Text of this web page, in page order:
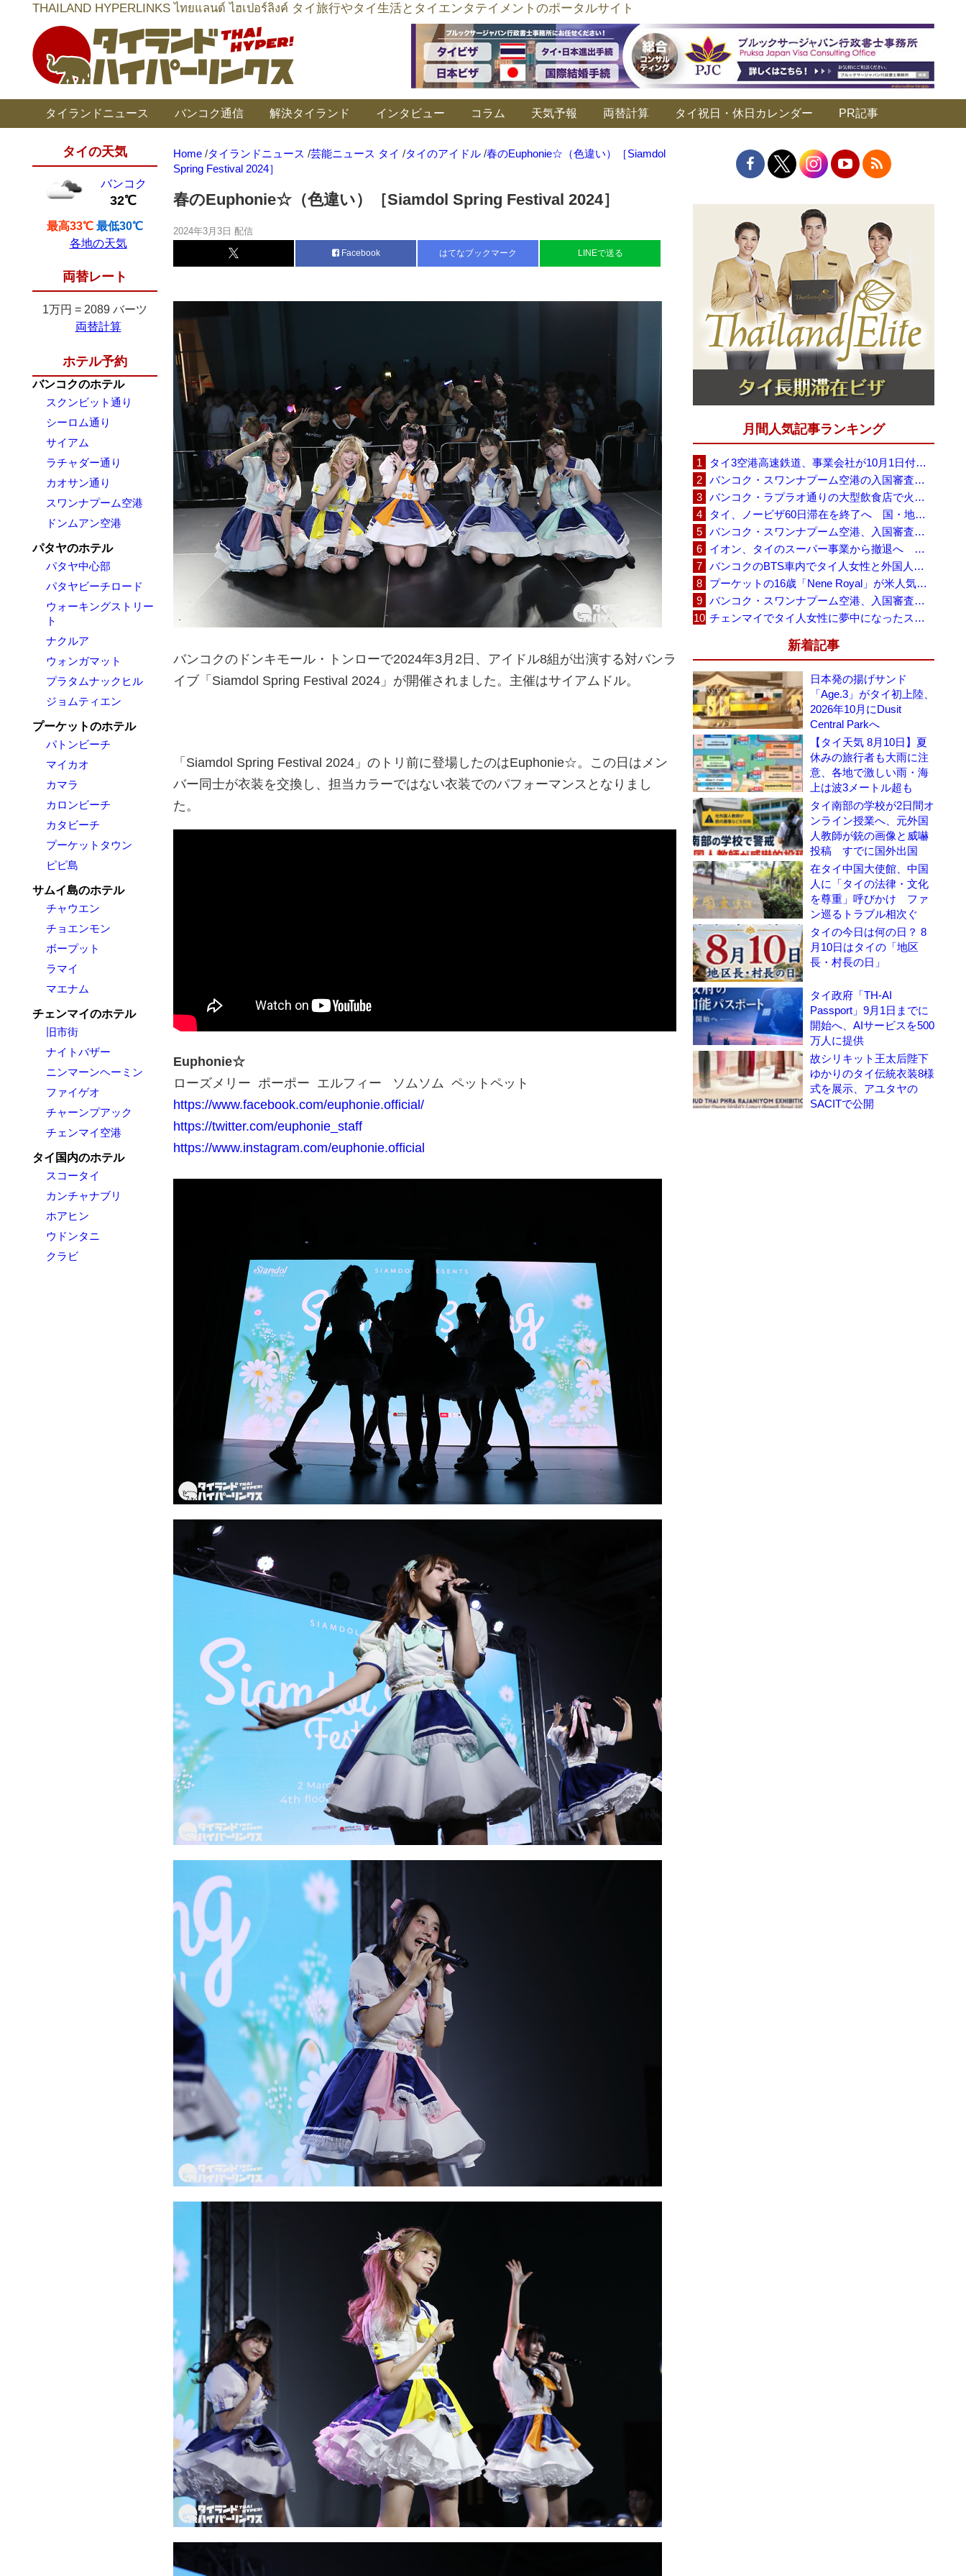
THAILAND HYPERLINKS ไทยแลนด์ ไฮเปอร์ลิงค์ タイ旅行やタイ生活とタイエンタテイメントのポータルサイト
タイランドニュース バンコク通信 解決タイランド インタビュー コラム 天気予報 両替計算 タイ祝日・休日カレンダー PR記事
タイの天気
バンコク
32℃
最高33℃ 最低30℃
各地の天気
両替レート
1万円 = 2089 バーツ
両替計算
ホテル予約
バンコクのホテル
スクンビット通り
シーロム通り
サイアム
ラチャダー通り
カオサン通り
スワンナプーム空港
ドンムアン空港
パタヤのホテル
パタヤ中心部
パタヤビーチロード
ウォーキングストリー
ト
ナクルア
ウォンガマット
プラタムナックヒル
ジョムティエン
プーケットのホテル
パトンビーチ
マイカオ
カマラ
カロンビーチ
カタビーチ
プーケットタウン
ピピ島
サムイ島のホテル
チャウエン
チョエンモン
ボープット
ラマイ
マエナム
チェンマイのホテル
旧市街
ナイトバザー
ニンマーンヘーミン
ファイゲオ
チャーンプアック
チェンマイ空港
タイ国内のホテル
スコータイ
カンチャナブリ
ホアヒン
ウドンタニ
クラビ
Home /タイランドニュース /芸能ニュース タイ /タイのアイドル /春のEuphonie☆（色違い）［Siamdol
Spring Festival 2024］
春のEuphonie☆（色違い）［Siamdol Spring Festival 2024］
2024年3月3日 配信
Facebook はてなブックマーク LINEで送る
バンコクのドンキモール・トンローで2024年3月2日、アイドル8組が出演する対バンラ
イブ「Siamdol Spring Festival 2024」が開催されました。主催はサイアムドル。
「Siamdol Spring Festival 2024」のトリ前に登場したのはEuphonie☆。この日はメン
バー同士が衣装を交換し、担当カラーではない衣装でのパフォーマンスとなりまし
た。
Euphonie☆
ローズメリー ポーポー エルフィー ソムソム ペットペット
https://www.facebook.com/euphonie.official/
https://twitter.com/euphonie_staff
https://www.instagram.com/euphonie.official
月間人気記事ランキング
タイ3空港高速鉄道、事業会社が10月1日付の契約終了を通知 「現時点での撤退決定ではない」
バンコク・スワンナプーム空港の入国審査に長蛇の列、SNSで「3～4時間待ち」との投稿が拡散
バンコク・ラプラオ通りの大型飲食店で火災、27人死亡・多数負傷
タイ、ノービザ60日滞在を終了へ 国・地域別に30日・15日へ再編
バンコク・スワンナプーム空港、入国審査で2～3時間待ちの時間帯も 審査厳格化と人員不足が影響か
イオン、タイのスーパー事業から撤退へ 「MaxValu」30店舗をセントラルに売却
バンコクのBTS車内でタイ人女性と外国人学生グループが口論、騒音めぐる動画が拡散
プーケットの16歳「Nene Royal」が米人気番組で圧巻の演奏、審査員4人全員が「Yes」
バンコク・スワンナプーム空港、入国審査の自動化ゲート拡充へ 2026年9月に第2段階
チェンマイでタイ人女性に夢中になったスウェーデン人男性、全財産を失い捨てられる
新着記事
日本発の揚げサンド
「Age.3」がタイ初上陸、
2026年10月にDusit
Central Parkへ
【タイ天気 8月10日】夏
休みの旅行者も大雨に注
意、各地で激しい雨・海
上は波3メートル超も
タイ南部の学校が2日間オ
ンライン授業へ、元外国
人教師が銃の画像と威嚇
投稿 すでに国外出国
在タイ中国大使館、中国
人に「タイの法律・文化
を尊重」呼びかけ ファ
ン巡るトラブル相次ぐ
タイの今日は何の日？ 8
月10日はタイの「地区
長・村長の日」
タイ政府「TH-AI
Passport」9月1日までに
開始へ、AIサービスを500
万人に提供
故シリキット王太后陛下
ゆかりのタイ伝統衣装8様
式を展示、アユタヤの
SACITで公開